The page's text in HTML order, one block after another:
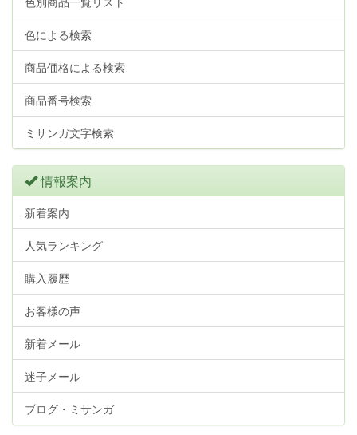
色による検索
商品価格による検索
商品番号検索
ミサンガ文字検索
情報案内
新着案内
人気ランキング
購入履歴
お客様の声
新着メール
迷子メール
ブログ・ミサンガ